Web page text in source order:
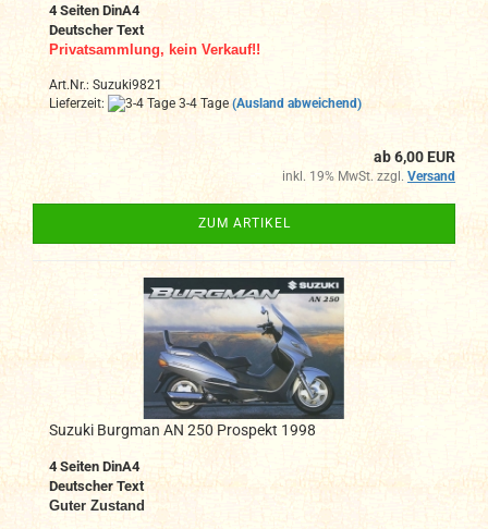
4 Seiten DinA4
Deutscher Text
Privatsammlung, kein Verkauf!!
Art.Nr.: Suzuki9821
Lieferzeit:
3-4 Tage (Ausland abweichend)
ab 6,00 EUR
inkl. 19% MwSt. zzgl. Versand
ZUM ARTIKEL
Suzuki Burgman AN 250 Prospekt 1998
4 Seiten DinA4
Deutscher Text
Guter Zustand